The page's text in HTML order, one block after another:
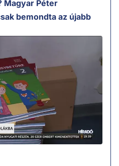
Magyar Péter
bemondta az újabb